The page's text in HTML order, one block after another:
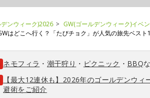
ンウィーク)2026 GW(ゴールデンウィーク)イベ
はどこへ行く？「たびチョク」が人気の旅先ベスト
ネモフィラ ・ 潮干狩り ・ ピクニック ・ BBQ
【最大12連休も】2026年のゴールデンウ
避術をご紹介